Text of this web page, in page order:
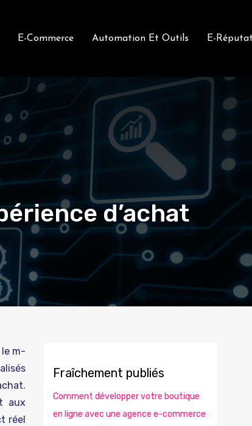
E-Commerce Automation Et Outils E-
d’achat
m-
aux
réel
Fraîchement publiés
Comment développer votre boutique
en ligne avec une agence e-commerce